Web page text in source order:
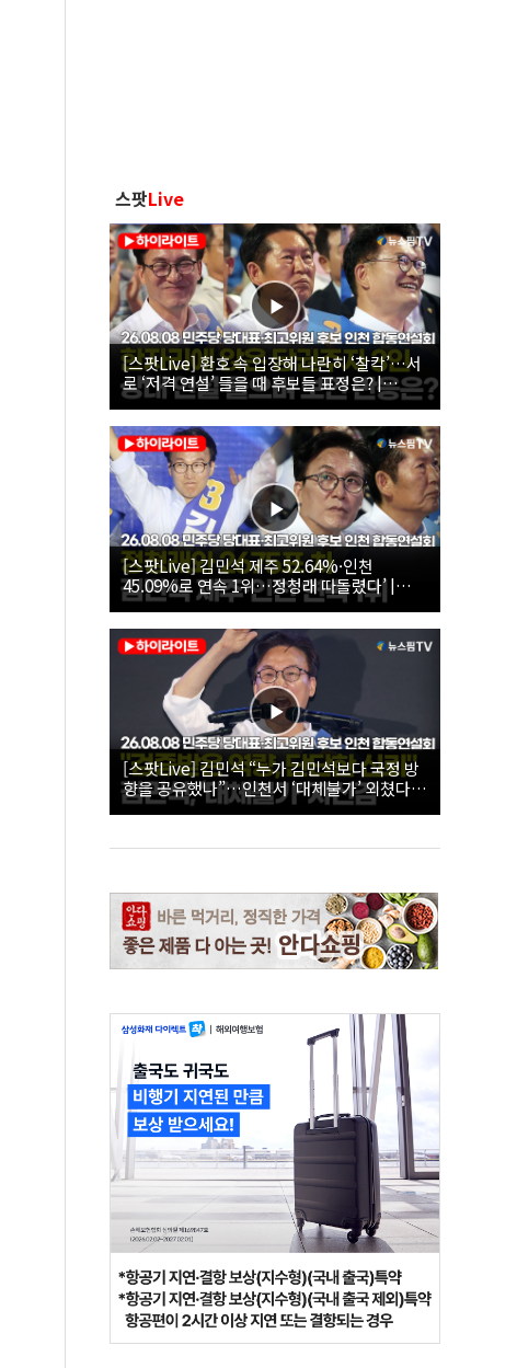
스팟Live
[스팟Live] 환호 속 입장해 나란히 ‘찰칵’…서
로 ‘저격 연설’ 들을 때 후보들 표정은? |
26.08.08 더불어민주당 당대표·최고위원 후
보 인천 합동연설회
[스팟Live] 김민석 제주 52.64%·인천
45.09%로 연속 1위…정청래 따돌렸다’ |
26.08.08 더불어민주당 당대표·최고위원 후
보 인천 합동연설회
[스팟Live] 김민석 “누가 김민석보다 국정 방
향을 공유했나”…인천서 ‘대체불가’ 외쳤다 |
26.08.08 더불어민주당 당대표·최고위원 후